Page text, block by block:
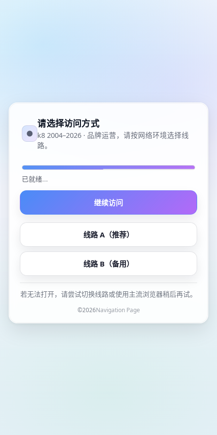
●
请选择访问方式
k8 2004–2026 · 品牌运营，请按网络环境选择线
路。
已就绪...
继续访问
线路 A（推荐）
线路 B（备用）
若无法打开，请尝试切换线路或使用主流浏览器稍后再试。
©2026Navigation Page